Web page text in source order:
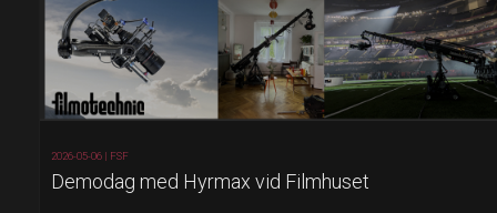
2026-05-06 | FSF
Demodag med Hyrmax vid Filmhuset